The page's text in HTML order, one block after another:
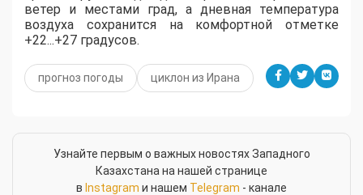
ветер и местами град, а дневная температура
воздуха сохранится на комфортной отметке
+22...+27 градусов.
прогноз погоды циклон из Ирана
Узнайте первым о важных новостях Западного
Казахстана на нашей странице
в Instagram и нашем Telegram - канале